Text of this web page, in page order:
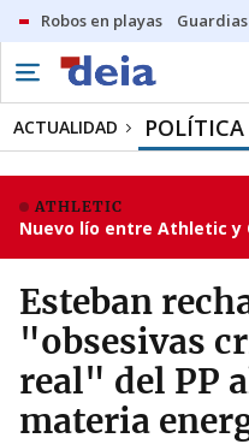
Robos en playas
ACTUALIDAD POLÍTICA
ATHLETIC
Nuevo lío entre Athletic y
Esteban
"obsesivas
real" del PP
materia